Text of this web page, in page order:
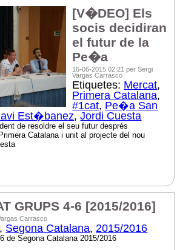
[V�DEO] Els
socis decidiran
el futur de la
Pe�a
16-06-2015 02:21 per Sergi
Vargas Carrasco
Etiquetes: Mercat,
Primera Catalana,
#1cat, Pe�a San
Est�banez,Jordi Cuesta
de resoldre el seu futur després
Catalana i unit al projecte del nou
GRUPS 4-6 [2015/2016]
Carrasco
, Segona Catalana,2015/2016
de Segona Catalana 2015/2016